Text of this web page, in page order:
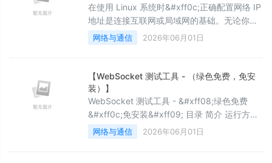
是一份超越
在使用 Linux 系统时&#xff0c;正确配置网络 IP
地址是连接互联网或局域网的基础。无论你是
刚接触 Linux 的小白&#xff0c;还是有一定经验
的用户&#xff0c;掌握 Linux网络配置 技能都非
设置和管理 IP 地址&#xff0c;包括动态获取
&#xff08;DHCP&#xff09;和手动设置&#xff08;
静态 IP&#xff09;两种
网络与通信 2026年06月01日
【WebSocket 测试工具 - （绿色免费，免安
装）】
WebSocket 测试工具 - &#xff08;绿色免费
&#xff0c;免安装&#xff09; 目录 简介 运行方式
界面概览 客户端模式 连接 WebSocket 服务器
发送消息 接收消息 心跳设置 定时发送 指令集
网络与通信 2026年06月01日